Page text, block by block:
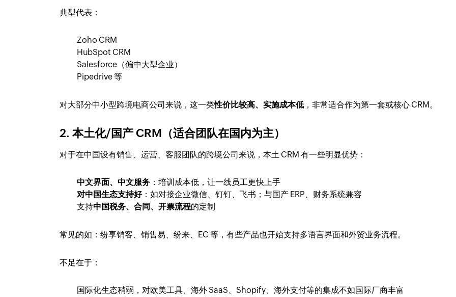
典型代表：
Zoho CRM
HubSpot CRM
Salesforce（偏中大型企业）
Pipedrive 等
对大部分中小型跨境电商公司来说，这一类性价比较高、实施成本低 ，非常适合作为第一套或核心 CRM。
2. 本土化/国产 CRM（适合团队在国内为主）
对于在中国设有销售、运营、客服团队的跨境公司来说，本土 CRM 有一些明显优势：
中文界面、中文服务 ：培训成本低，让一线员工更快上手
对中国生态支持好：如对接企业微信、钉钉、飞书；与国产 ERP、财务系统兼容
支持中国税务、合同、开票流程的定制
常见的如：纷享销客、销售易、纷来、EC 等，有些产品也开始支持多语言界面和外贸业务流程。
不足在于：
国际化生态稍弱，对欧美工具、海外 SaaS、Shopify、海外支付等的集成不如国际厂商丰富